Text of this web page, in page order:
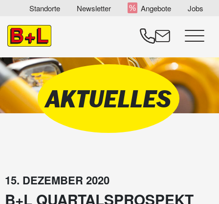
springen
Standorte Newsletter Angebote Jobs
Menü
AKTUELLES
15. DEZEMBER 2020
B+L QUARTALSPROSPEKT